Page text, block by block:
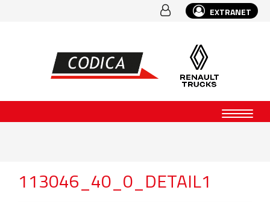
EXTRANET
113046_40_0_DETAIL1